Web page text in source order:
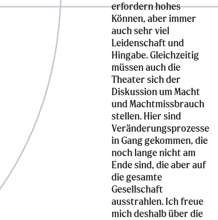
erfordern hohes
Können, aber immer
auch sehr viel
Leidenschaft und
Hingabe. Gleichzeitig
müssen auch die
Theater sich der
Diskussion um Macht
und Machtmissbrauch
stellen. Hier sind
Veränderungsprozesse
in Gang gekommen, die
noch lange nicht am
Ende sind, die aber auf
die gesamte
Gesellschaft
ausstrahlen. Ich freue
mich deshalb über die